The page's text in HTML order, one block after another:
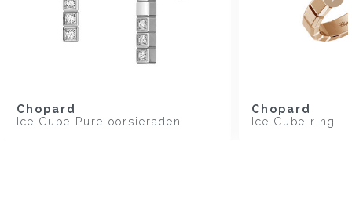
Chopard
Ice Cube Pure oorsieraden
Chopard
Ice Cube ring